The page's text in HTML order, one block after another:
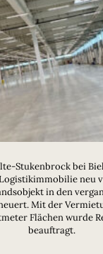
Stukenbrock bei
neu
in den
Mit der
Flächen wurde
beauftragt.